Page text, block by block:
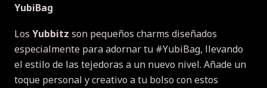
YubiBag
Los Yubbitz son pequeños charms diseñados
especialmente para adornar tu #YubiBag, llevando
el estilo de las tejedoras a un nuevo nivel. Añade un
toque personal y creativo a tu bolso con estos